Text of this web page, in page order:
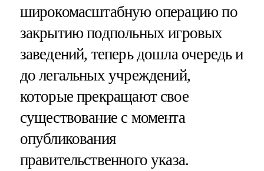
широкомасштабную операцию по
закрытию подпольных игровых
заведений, теперь дошла очередь и
до легальных учреждений,
которые прекращают свое
существование с момента
опубликования
правительственного указа.